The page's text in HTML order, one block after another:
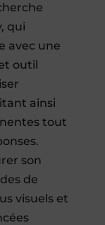
qui
avec une
outil
ainsi
tout
son
de
visuels et